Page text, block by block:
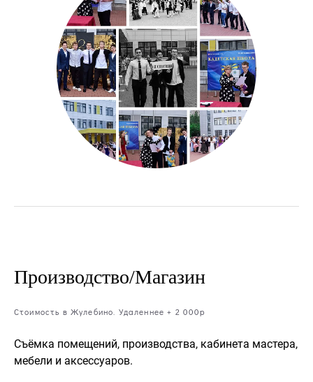
Производство/Магазин
Стоимость в Жулебино. Удаленнее + 2 000р
Съёмка помещений, производства, кабинета мастера,
мебели и аксессуаров.